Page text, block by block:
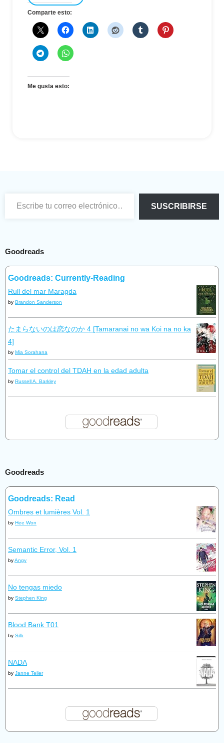
Comparte esto:
Me gusta esto:
SUSCRIBIRSE
Goodreads
Goodreads: Currently-Reading
Rull del mar Maragda
by Brandon Sanderson
たまらないのは恋なのか 4 [Tamaranai no wa Koi na no ka
4]
by Mia Sorahana
Tomar el control del TDAH en la edad adulta
by Russell A. Barkley
Goodreads
Goodreads: Read
Ombres et lumières Vol. 1
by Hee Won
Semantic Error, Vol. 1
byAngy
No tengas miedo
by Stephen King
Blood Bank T01
by Silb
NADA
by Janne Teller